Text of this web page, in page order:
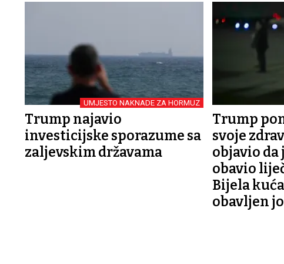
UMJESTO NAKNADE ZA HORMUZ
Trump najavio
investicijske sporazume sa
zaljevskim državama
Trump
svoje
objavio da
obavio
Bijela
obavljen